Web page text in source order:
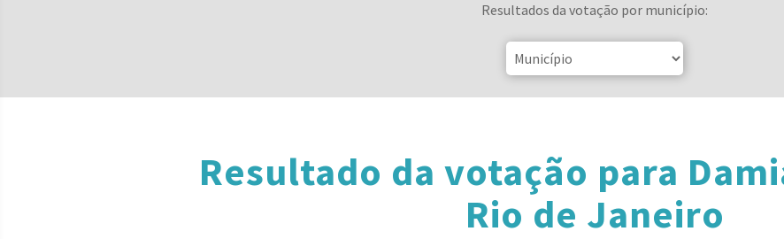
Resultados da votação por município:
Resultado da votação para
Rio de Janeiro